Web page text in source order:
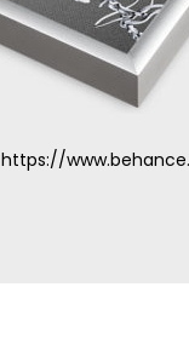
https://